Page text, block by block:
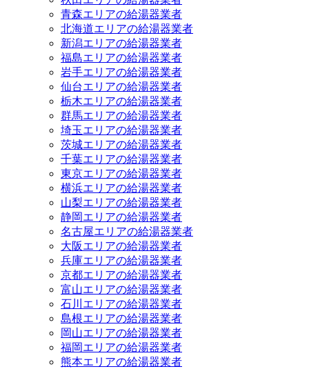
青森エリアの給湯器業者
北海道エリアの給湯器業者
新潟エリアの給湯器業者
福島エリアの給湯器業者
岩手エリアの給湯器業者
仙台エリアの給湯器業者
栃木エリアの給湯器業者
群馬エリアの給湯器業者
埼玉エリアの給湯器業者
茨城エリアの給湯器業者
千葉エリアの給湯器業者
東京エリアの給湯器業者
横浜エリアの給湯器業者
山梨エリアの給湯器業者
静岡エリアの給湯器業者
名古屋エリアの給湯器業者
大阪エリアの給湯器業者
兵庫エリアの給湯器業者
京都エリアの給湯器業者
富山エリアの給湯器業者
石川エリアの給湯器業者
島根エリアの給湯器業者
岡山エリアの給湯器業者
福岡エリアの給湯器業者
熊本エリアの給湯器業者